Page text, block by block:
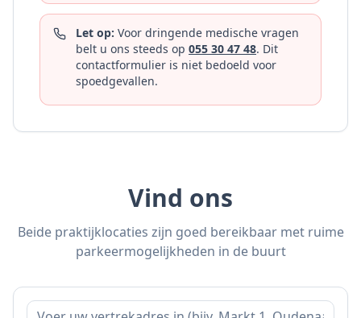
Let op: Voor dringende medische vragen
belt u ons steeds op 055 30 47 48. Dit
contactformulier is niet bedoeld voor
spoedgevallen.
Vind ons
Beide praktijklocaties zijn goed bereikbaar met ruime
parkeermogelijkheden in de buurt